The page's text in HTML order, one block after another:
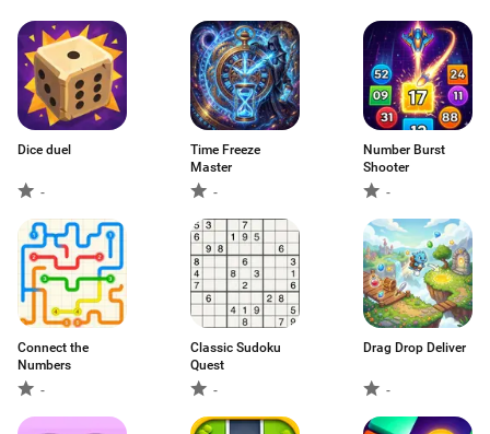
Dice duel
-
Time Freeze
Master
-
Number Burst
Shooter
-
Connect the
Numbers
-
Classic Sudoku
Quest
-
Drag Drop Deliver
-